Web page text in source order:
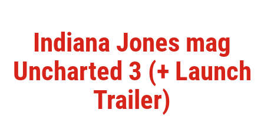
Indiana Jones mag
Uncharted 3 (+ Launch
Trailer)